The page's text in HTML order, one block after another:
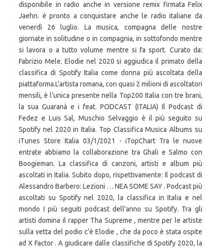
disponibile in radio anche in versione remix firmata Felix
Jaehn. è pronto a conquistare anche le radio italiane da
venerdì 26 luglio. La musica, compagna delle nostre
giornate in solitudine o in compagnia, in sottofondo mentre
si lavora o a tutto volume mentre si fa sport. Curato da:
Fabrizio Mele. Elodie nel 2020 si aggiudica il primato della
classifica di Spotify Italia come donna più ascoltata della
piattaforma.L’artista romana, con quasi 2 milioni di ascoltatori
mensili, è l’unica presente nella Top200 Italia con tre brani,
la sua Guaranà e i feat. PODCAST (ITALIA) Il Podcast di
Fedez e Luis Sal, Muschio Selvaggio è il più seguito su
Spotify nel 2020 in Italia. Top Classifica Musica Albums su
iTunes Store Italia 03/1/2021 - iTopChart Tra le nuove
entrate abbiamo la collaborazione tra Ghali e Salmo con
Boogieman. La classifica di canzoni, artisti e album più
ascoltati in Italia. Subito dopo, rispettivamente: Il podcast di
Alessandro Barbero: Lezioni … NEA SOME SAY . Podcast più
ascoltati su Spotify nel 2020, la classifica in Italia e nel
mondo I più seguiti podcast dell'anno su Spotify. Tra gli
artisti domina il rapper Tha Supreme , mentre per le artiste
sulla vetta del podio c’è Elodie , che da poco è stata ospite
ad X Factor . A giudicare dalle classifiche di Spotify 2020, la